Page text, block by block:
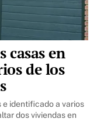
casas en
de los
e identificado a varios
dos viviendas en